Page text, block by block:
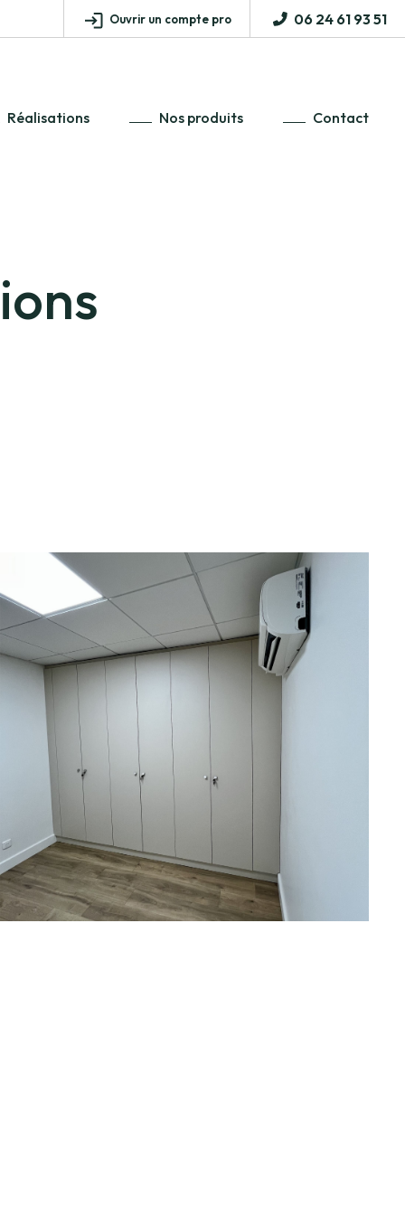
Ouvrir un compte pro 06 24 61 93 51
Réalisations Nos produits Contact